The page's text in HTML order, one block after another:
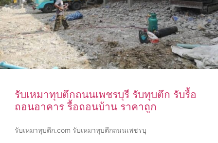
รับเหมาทุบตึกถนนเพชรบุรี รับทุบตึก รับรื้อ
ถอนอาคาร รื้อถอนบ้าน ราคาถูก
รับเหมาทุบตึก.com รับเหมาทุบตึกถนนเพชรบุ